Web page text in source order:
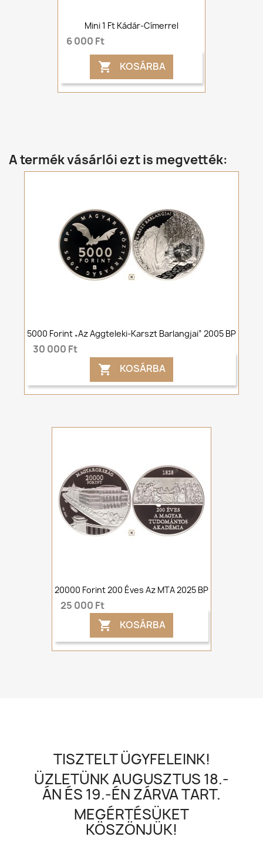
Mini 1 Ft Kádár-Címerrel
6 000 Ft
 KOSÁRBA
A termék vásárlói ezt is megvették:
5000 Forint „Az Aggteleki-Karszt Barlangjai” 2005 BP
30 000 Ft
 KOSÁRBA
20000 Forint 200 Éves Az MTA 2025 BP
25 000 Ft
 KOSÁRBA
TISZTELT ÜGYFELEINK!
ÜZLETÜNK AUGUSZTUS 18.-
ÁN ÉS 19.-ÉN ZÁRVA TART.
MEGÉRTÉSÜKET
KÖSZÖNJÜK!